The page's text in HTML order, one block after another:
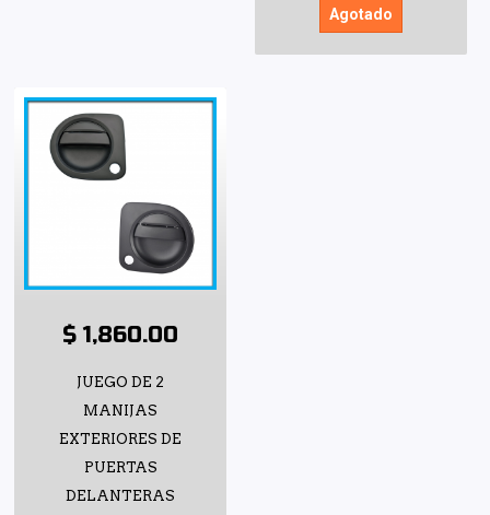
Agotado
$ 1,860.00
JUEGO DE 2
MANIJAS
EXTERIORES DE
PUERTAS
DELANTERAS